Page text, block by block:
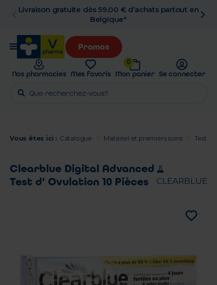
Livraison gratuite dès 59,00 € d’achats partout en
Belgique*
Promos
Nos pharmacies Mes favoris
0
Mon panier Se connecter
Vous êtes ici : Catalogue Matériel et premiers soins Tests
Clearblue Digital Advanced
Test d' Ovulation 10 Pièces
CLEARBLUE